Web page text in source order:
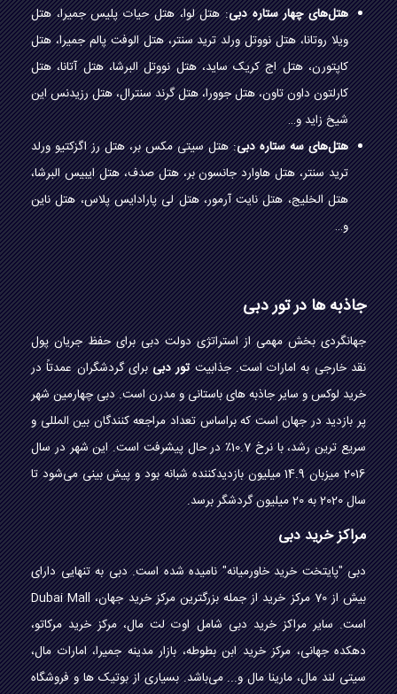
هتل‌های چهار ستاره دبی: هتل لوا، هتل حیات پلیس جمیرا، هتل
ویلا روتانا، هتل نووتل ورلد ترید سنتر، هتل الوفت پالم جمیرا، هتل
کاپتورن، هتل اج کریک ساید، هتل نووتل البرشا، هتل آتانا، هتل
کارلتون داون تاون، هتل جوورا، هتل گرند سنترال، هتل رزیدنس این
شیخ زاید و…
هتل‌های سه ستاره دبی: هتل سیتی مکس بر، هتل رز اگزکتیو ورلد
ترید سنتر، هتل هاوارد جانسون بر، هتل صدف، هتل ایبیس البرشا،
هتل الخلیج، هتل نایت آرمور، هتل لی پارادایس پلاس، هتل ناین
و…
جاذبه ها در تور دبی
جهانگردی بخش مهمی از استراتژی دولت دبی برای حفظ جریان پول
نقد خارجی به امارات است. جذابیتتور دبیبرای گردشگران عمدتاً در
خرید لوکس و سایر جاذبه های باستانی و مدرن است. دبی چهارمين شهر
پر بازدید در جهان است که براساس تعداد مراجعه کنندگان بين المللی و
سريع ترين رشد، با نرخ 10.7٪ در حال پیشرفت است. این شهر در سال
2016 میزبان 14.9 میلیون بازدیدکننده شبانه بود و پیش بینی می‌شود تا
سال 2020 به 20 میلیون گردشگر برسد.
مراکز خرید دبی
دبی "پایتخت خرید خاورمیانه" نامیده شده است. دبی به تنهایی دارای
بیش از 70 مرکز خرید از جمله بزرگترین مرکز خرید جهان، Dubai Mall
است. سایر مراکز خرید دبی شامل اوت لت مال، مرکز خرید مرکاتو،
دهکده جهانی، مرکز خرید ابن بطوطه، بازار مدینه جمیرا، امارات مال،
سیتی لند مال، مارینا مال و... می‌باشد. بسیاری از بوتیک ها و فروشگاه